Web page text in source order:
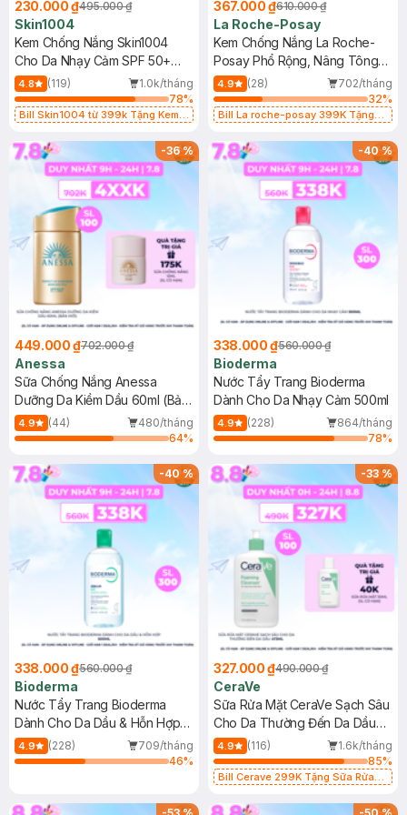
230.000 ₫495.000 ₫
Skin1004
Kem Chống Nắng Skin1004
Cho Da Nhạy Cảm SPF 50+
50ml
4.8 (119)
1.0k/tháng
78%
Bill Skin1004 từ 399k Tặng Kem
SPF 50+ 20ml (SL Có Hạn)
367.000 ₫610.000 ₫
La Roche-Posay
Kem Chống Nắng La Roche-
Posay Phổ Rộng, Nâng Tông
Kiềm Dầu 50ml
4.9 (28)
702/tháng
32%
Bill La roche-posay 399K Tặng
(SL có hạn)
-36%
449.000 ₫702.000 ₫
Anessa
Sữa Chống Nắng Anessa
Dưỡng Da Kiềm Dầu 60ml (Bản
Mới)
4.9 (44)
480/tháng
64%
-40%
338.000 ₫560.000 ₫
Bioderma
Nước Tẩy Trang Bioderma
Dành Cho Da Nhạy Cảm 500ml
4.9 (228)
864/tháng
78%
-40%
338.000 ₫560.000 ₫
Bioderma
Nước Tẩy Trang Bioderma
Dành Cho Da Dầu & Hỗn Hợp
500ml
4.9 (228)
709/tháng
46%
-33%
327.000 ₫490.000 ₫
CeraVe
Sữa Rửa Mặt CeraVe Sạch Sâu
Cho Da Thường Đến Da Dầu
473ml
4.9 (116)
1.6k/tháng
85%
Bill Cerave 299K Tặng Sữa Rửa